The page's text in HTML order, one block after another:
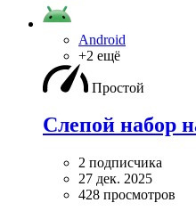
Android
+2 ещё
Простой
Слепой набор
2 подписчика
27 дек. 2025
428 просмотров